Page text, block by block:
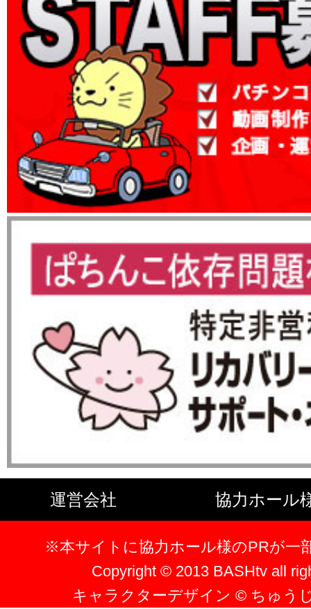
運営会社 協力ホール
※本サイトに協力ホール様のPRが一
Copyright © 2013 BASHtv all
キャラクターデザイン © ちゅう